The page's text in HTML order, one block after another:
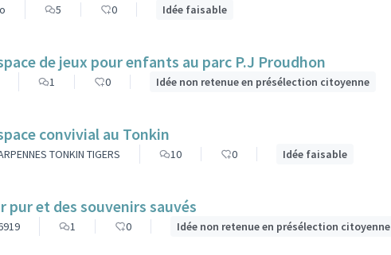
5 0 Idée faisable
de jeux pour enfants au parc P.J Proudhon
1 0 Idée non retenue en présélection citoyenne
convivial au Tonkin
TONKIN TIGERS 10 0 Idée faisable
pur et des souvenirs sauvés
1 0 Idée non retenue en présélection citoyenne